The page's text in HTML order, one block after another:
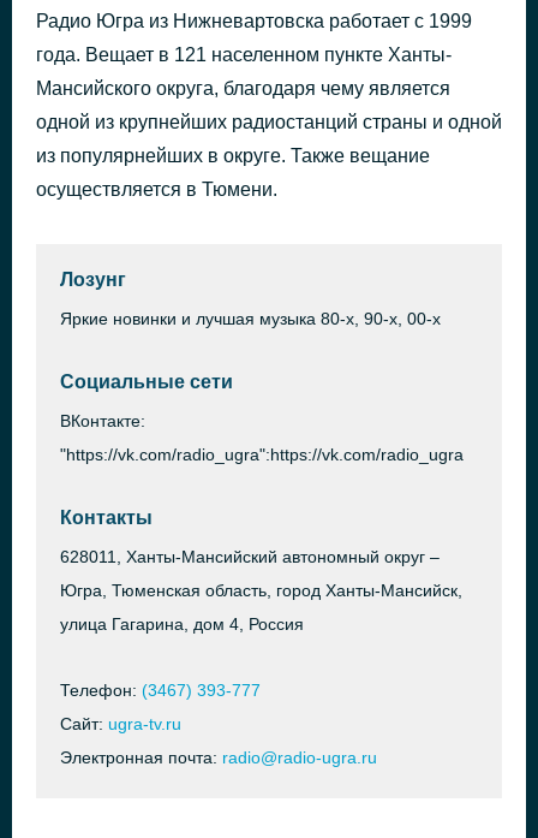
10 КАПЕЛЬ (1998)
ТАНЦЫ МИНУС
Dub Be Good to Me
Beats International
34 минуты назад
Радио Югра из Нижневартовска работает с 1999
года. Вещает в 121 населенном пункте Ханты-
Мансийского округа, благодаря чему является
одной из крупнейших радиостанций страны и одной
из популярнейших в округе. Также вещание
осуществляется в Тюмени.
Лозунг
Яркие новинки и лучшая музыка 80-х, 90-х, 00-х
Социальные сети
ВКонтакте:
"https://vk.com/radio_ugra":https://vk.com/radio_ugra
Контакты
628011, Ханты-Мансийский автономный округ –
Югра, Тюменская область, город Ханты-Мансийск,
улица Гагарина, дом 4, Россия
Телефон: (3467) 393-777
Сайт: ugra-tv.ru
Электронная почта: radio@radio-ugra.ru